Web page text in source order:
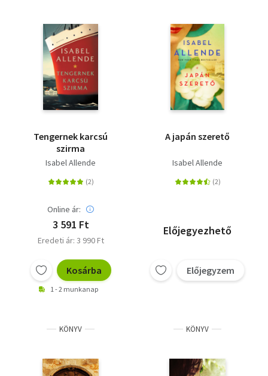
Tengernek karcsú
szirma
Isabel Allende
Online ár:
3 591 Ft
Eredeti ár: 3 990 Ft
Kosárba
1 - 2 munkanap
A japán szerető
Isabel Allende
Előjegyezhető
Előjegyzem
KÖNYV KÖNYV